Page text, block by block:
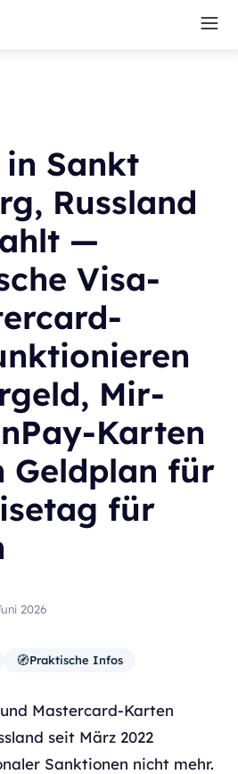
Sankt
Russland
—
Visa-
Mir-
Karten
Geldplan für
für
2026
🧭Praktische Infos
Mastercard-Karten
seit März 2022
Sanktionen nicht mehr.